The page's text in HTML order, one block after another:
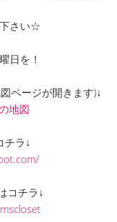
さい☆
日を！
ページが開きます)↓
地図
チラ↓
コチラ↓